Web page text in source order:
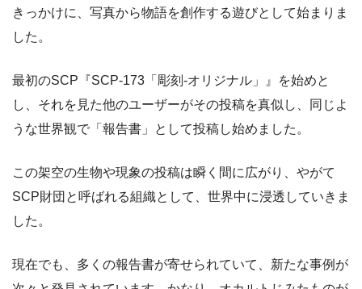
きっかけに、写真から物語を創作する遊びとして始まりま
した。
最初のSCP『SCP-173「彫刻-オリジナル」』を始めと
し、それを見た他のユーザーがその投稿を真似し、同じよ
うな世界観で「報告書」として投稿し始めました。
この架空の生物や現象の投稿は瞬く間に広がり、やがて
SCP財団と呼ばれる組織として、世界中に浸透していきま
した。
現在でも、多くの報告書が寄せられていて、新たな事例が